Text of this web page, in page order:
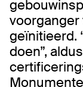
voorganger
geïnitieerd.
doen”,